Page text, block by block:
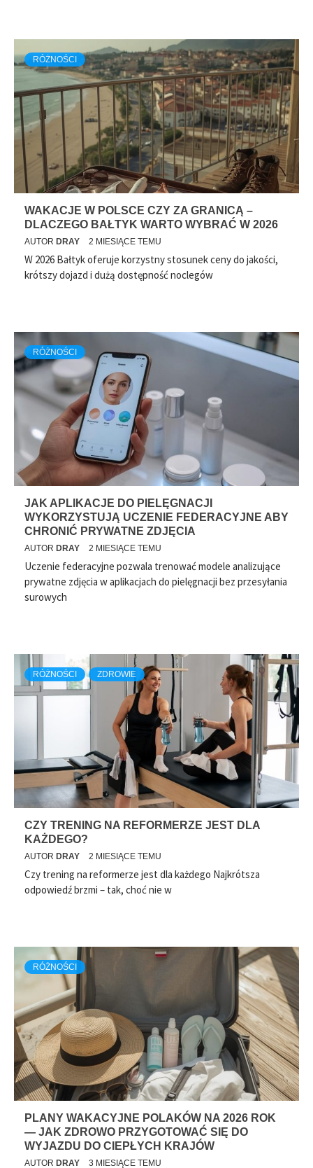
RÓŻNOŚCI
WAKACJE W POLSCE CZY ZA GRANICĄ –
DLACZEGO BAŁTYK WARTO WYBRAĆ W 2026
AUTOR DRAY 2 MIESIĄCE TEMU
W 2026 Bałtyk oferuje korzystny stosunek ceny do jakości,
krótszy dojazd i dużą dostępność noclegów
RÓŻNOŚCI
JAK APLIKACJE DO PIELĘGNACJI
WYKORZYSTUJĄ UCZENIE FEDERACYJNE ABY
CHRONIĆ PRYWATNE ZDJĘCIA
AUTOR DRAY 2 MIESIĄCE TEMU
Uczenie federacyjne pozwala trenować modele analizujące
prywatne zdjęcia w aplikacjach do pielęgnacji bez przesyłania
surowych
RÓŻNOŚCI ZDROWIE
CZY TRENING NA REFORMERZE JEST DLA
KAŻDEGO?
AUTOR DRAY 2 MIESIĄCE TEMU
Czy trening na reformerze jest dla każdego Najkrótsza
odpowiedź brzmi – tak, choć nie w
RÓŻNOŚCI
PLANY WAKACYJNE POLAKÓW NA 2026 ROK
— JAK ZDROWO PRZYGOTOWAĆ SIĘ DO
WYJAZDU DO CIEPŁYCH KRAJÓW
AUTOR DRAY 3 MIESIĄCE TEMU